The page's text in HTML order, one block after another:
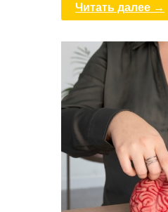
Читать далее →